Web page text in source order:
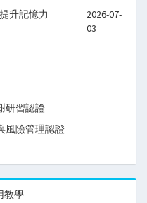
升記憶力
2026-07-
03
研習認證
風險管理認證
教學